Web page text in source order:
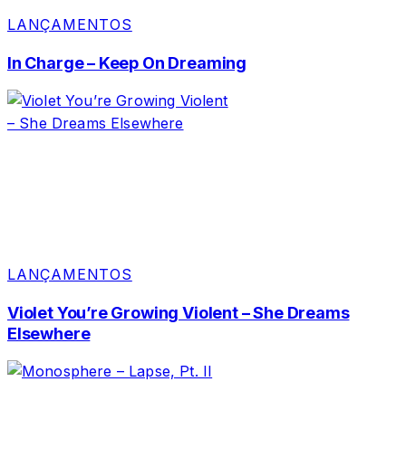
LANÇAMENTOS
In Charge – Keep On Dreaming
LANÇAMENTOS
Violet You’re Growing Violent – She Dreams
Elsewhere